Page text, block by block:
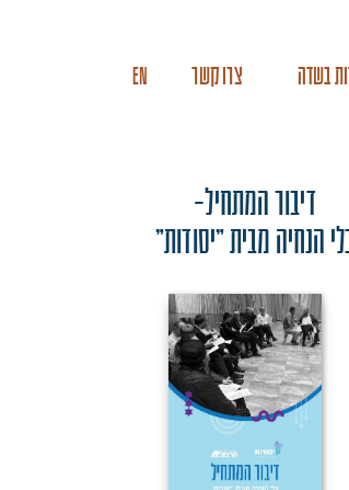
בשדה צרו קשר EN
דיבור המתחיל-
הנחיה מבית "יסודות"